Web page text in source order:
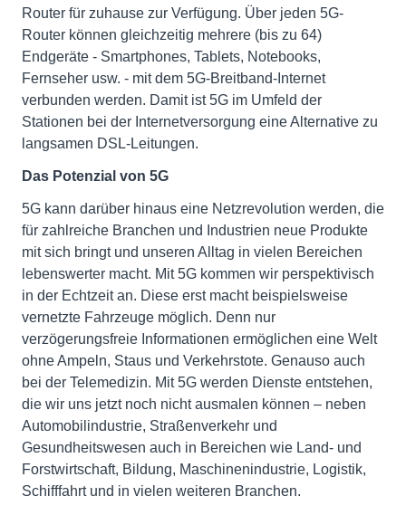
Router für zuhause zur Verfügung. Über jeden 5G-
Router können gleichzeitig mehrere (bis zu 64)
Endgeräte - Smartphones, Tablets, Notebooks,
Fernseher usw. - mit dem 5G-Breitband-Internet
verbunden werden. Damit ist 5G im Umfeld der
Stationen bei der Internetversorgung eine Alternative zu
langsamen DSL-Leitungen.
Das Potenzial von 5G
5G kann darüber hinaus eine Netzrevolution werden, die
für zahlreiche Branchen und Industrien neue Produkte
mit sich bringt und unseren Alltag in vielen Bereichen
lebenswerter macht. Mit 5G kommen wir perspektivisch
in der Echtzeit an. Diese erst macht beispielsweise
vernetzte Fahrzeuge möglich. Denn nur
verzögerungsfreie Informationen ermöglichen eine Welt
ohne Ampeln, Staus und Verkehrstote. Genauso auch
bei der Telemedizin. Mit 5G werden Dienste entstehen,
die wir uns jetzt noch nicht ausmalen können – neben
Automobilindustrie, Straßenverkehr und
Gesundheitswesen auch in Bereichen wie Land- und
Forstwirtschaft, Bildung, Maschinenindustrie, Logistik,
Schifffahrt und in vielen weiteren Branchen.